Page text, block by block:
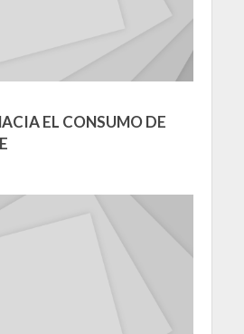
EL CONSUMO DE